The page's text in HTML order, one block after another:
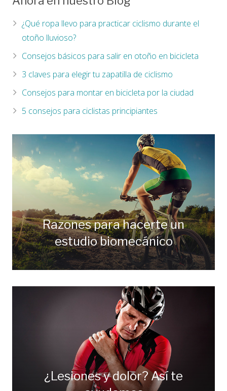
¿Qué ropa llevo para practicar ciclismo durante el
otoño lluvioso?
Consejos básicos para salir en otoño en bicicleta
3 claves para elegir tu zapatilla de ciclismo
Consejos para montar en bicicleta por la ciudad
5 consejos para ciclistas principiantes
Razones para hacerte un
estudio biomecánico
¿Lesiones y dolor? Así te